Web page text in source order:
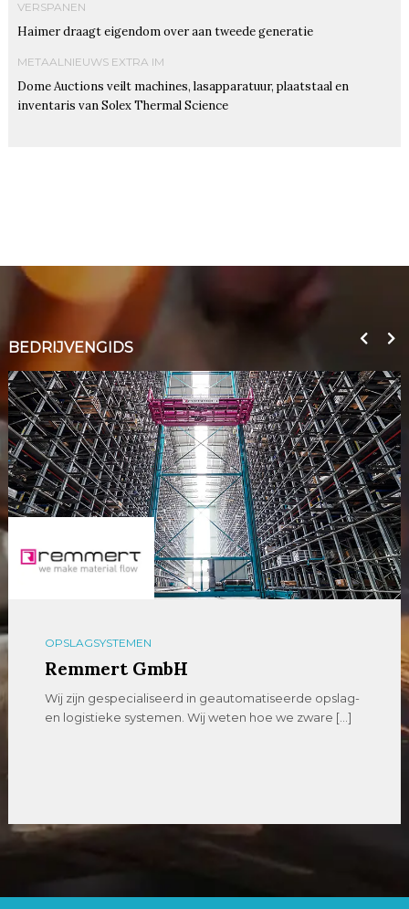
VERSPANEN
Haimer draagt eigendom over aan tweede generatie
METAALNIEUWS EXTRA IM
Dome Auctions veilt machines, lasapparatuur, plaatstaal en
inventaris van Solex Thermal Science
BEDRIJVENGIDS
OPSLAGSYSTEMEN
Remmert GmbH
Wij zijn gespecialiseerd in geautomatiseerde opslag-
en logistieke systemen. Wij weten hoe we zware […]